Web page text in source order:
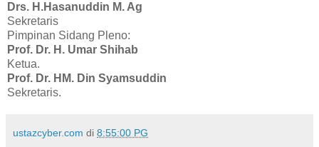
Drs. H.Hasanuddin M. Ag
Sekretaris
Pimpinan Sidang Pleno:
Prof. Dr. H. Umar Shihab
Ketua.
Prof. Dr. HM. Din Syamsuddin
Sekretaris.
ustazcyber.com di 8:55:00 PG